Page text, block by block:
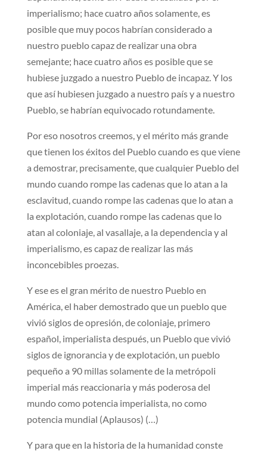
imperialismo; hace cuatro años solamente, es
posible que muy pocos habrían considerado a
nuestro pueblo capaz de realizar una obra
semejante; hace cuatro años es posible que se
hubiese juzgado a nuestro Pueblo de incapaz. Y los
que así hubiesen juzgado a nuestro país y a nuestro
Pueblo, se habrían equivocado rotundamente.
Por eso nosotros creemos, y el mérito más grande
que tienen los éxitos del Pueblo cuando es que viene
a demostrar, precisamente, que cualquier Pueblo del
mundo cuando rompe las cadenas que lo atan a la
esclavitud, cuando rompe las cadenas que lo atan a
la explotación, cuando rompe las cadenas que lo
atan al coloniaje, al vasallaje, a la dependencia y al
imperialismo, es capaz de realizar las más
inconcebibles proezas.
Y ese es el gran mérito de nuestro Pueblo en
América, el haber demostrado que un pueblo que
vivió siglos de opresión, de coloniaje, primero
español, imperialista después, un Pueblo que vivió
siglos de ignorancia y de explotación, un pueblo
pequeño a 90 millas solamente de la metrópoli
imperial más reaccionaria y más poderosa del
mundo como potencia imperialista, no como
potencia mundial (Aplausos) (…)
Y para que en la historia de la humanidad conste